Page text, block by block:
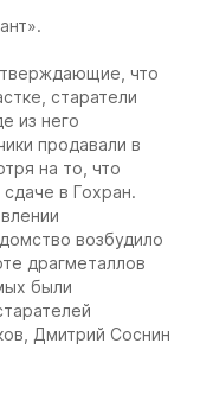
что
старатели
из него
продавали в
на то, что
в Гохран.
возбудило
драгметаллов
были
Дмитрий Соснин